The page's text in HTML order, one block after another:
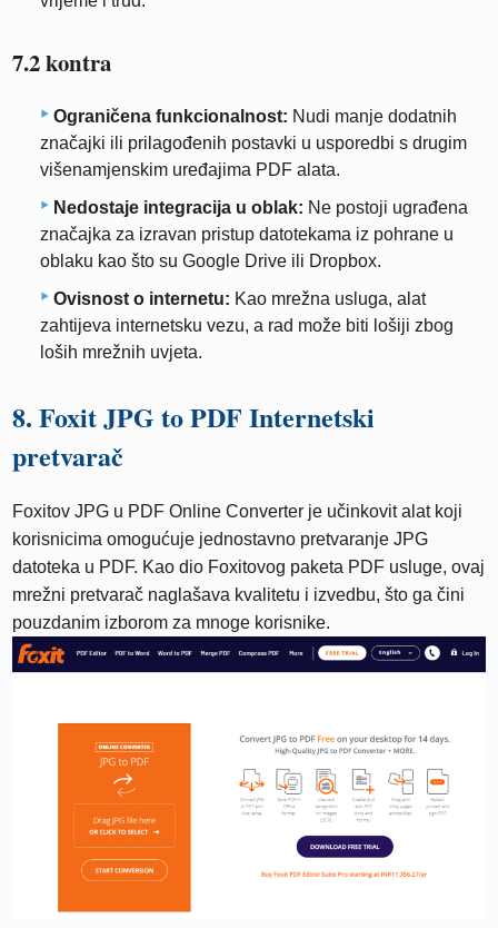
7.2 kontra
Ograničena funkcionalnost: Nudi manje dodatnih
značajki ili prilagođenih postavki u usporedbi s drugim
višenamjenskim uređajima PDF alata.
Nedostaje integracija u oblak: Ne postoji ugrađena
značajka za izravan pristup datotekama iz pohrane u
oblaku kao što su Google Drive ili Dropbox.
Ovisnost o internetu: Kao mrežna usluga, alat
zahtijeva internetsku vezu, a rad može biti lošiji zbog
loših mrežnih uvjeta.
8. Foxit JPG to PDF Internetski
pretvarač
Foxitov JPG u PDF Online Converter je učinkovit alat koji
korisnicima omogućuje jednostavno pretvaranje JPG
datoteka u PDF. Kao dio Foxitovog paketa PDF usluge, ovaj
mrežni pretvarač naglašava kvalitetu i izvedbu, što ga čini
pouzdanim izborom za mnoge korisnike.